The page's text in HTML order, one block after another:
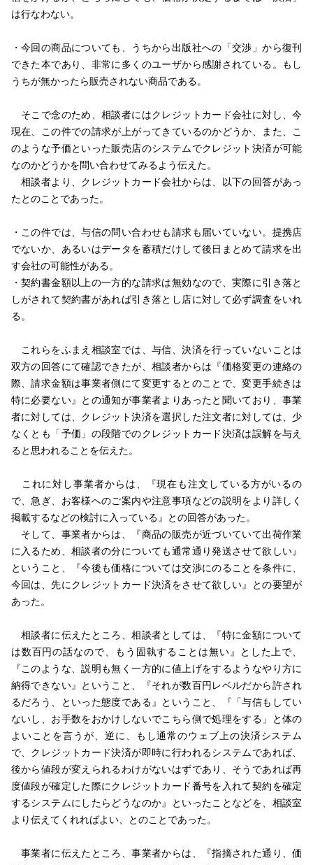
は行なわない。
・今回の商品についても、うちから出版社への「交渉」から復刊
できた本であり、非常に多くのユーザから感謝されている。もし
うちが無かったら販売されない商品である。
そこで念のため、相談者にはクレジットカード会社に対し、今
現在、この件での請求が上がってきているのかどうか、また、こ
のような予価といった販売店のシステムでクレジット決済が可能
なのかどうかを問い合わせてみるよう伝えた。
相談者より、クレジットカード会社からは、以下の回答があっ
たとのことであった。
・この件では、与信の問い合わせも請求も届いていない。提携店
でないか、あるいはデータを蓄積だけして後日まとめて請求を出
す会社の可能性がある。
・契約書金額以上の一方的な請求は無効なので、実際に引き落と
しがされて契約書があれば引き落とし店に対して必ず調査をいれ
る。
これらをふまえ相談室では、与信、決済を行っていないことは
双方の回答にて確認できたが、相談者からは『価格変更の連絡の
際、請求金額は事業者側にて変更するとのことで、変更手続きは
特に必要ない』との通知が事業者よりあったと聞いており、事業
者に対しては、クレジット決済を選択した注文者に対しては、少
なくとも「予価」の段階でのクレジットカード決済は誤解を与え
ると思われることを伝えた。
これに対し事業者からは、『現在も注文している方がいるの
で、急ぎ、お客様へのご案内や注意事項などの説明をより詳しく
掲載するなどの検討に入っている』との回答があった。
そして、事業者からは、『商品の販売が近づいていて出荷作業
に入るため、相談者の分についても通常通り発送させて欲しい』
ということ、『今後も価格については交渉にのることを条件に、
今回は、先にクレジットカード決済をさせて欲しい』との要望が
あった。
相談者に伝えたところ、相談者としては、『特に金額について
は数百円の話なので、もう固執することは無い』とした上で、
『このような、説明も無く一方的に値上げをするようなやり方に
納得できない』ということ、『それが数百円レベルだから許され
るだろう、といった態度である』ということ、『「与信もしてい
ないし、お手数をおかけしないでこちら側で処理をする」と体の
よいことを言うが、逆に、もし通常のウェブ上の決済システム
で、クレジットカード決済が即時に行われるシステムであれば、
後から値段が変えられるわけがないはずであり、そうであれば再
度値段が確定した際にクレジットカード番号を入れて契約を確定
するシステムにしたらどうなのか』といったことなどを、相談室
より伝えてくれればよい、とのことであった。
事業者に伝えたところ、事業者からは、『指摘された通り、価